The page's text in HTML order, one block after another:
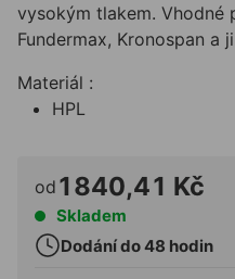
vysokým tlakem. Vhodné
Fundermax, Kronospan a
Materiál :
HPL
od 1840,41 Kč
Skladem
Dodání do 48 hodin